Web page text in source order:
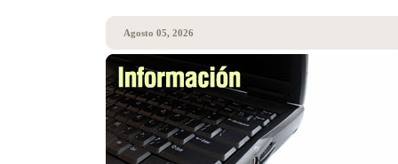
Agosto 05, 2026